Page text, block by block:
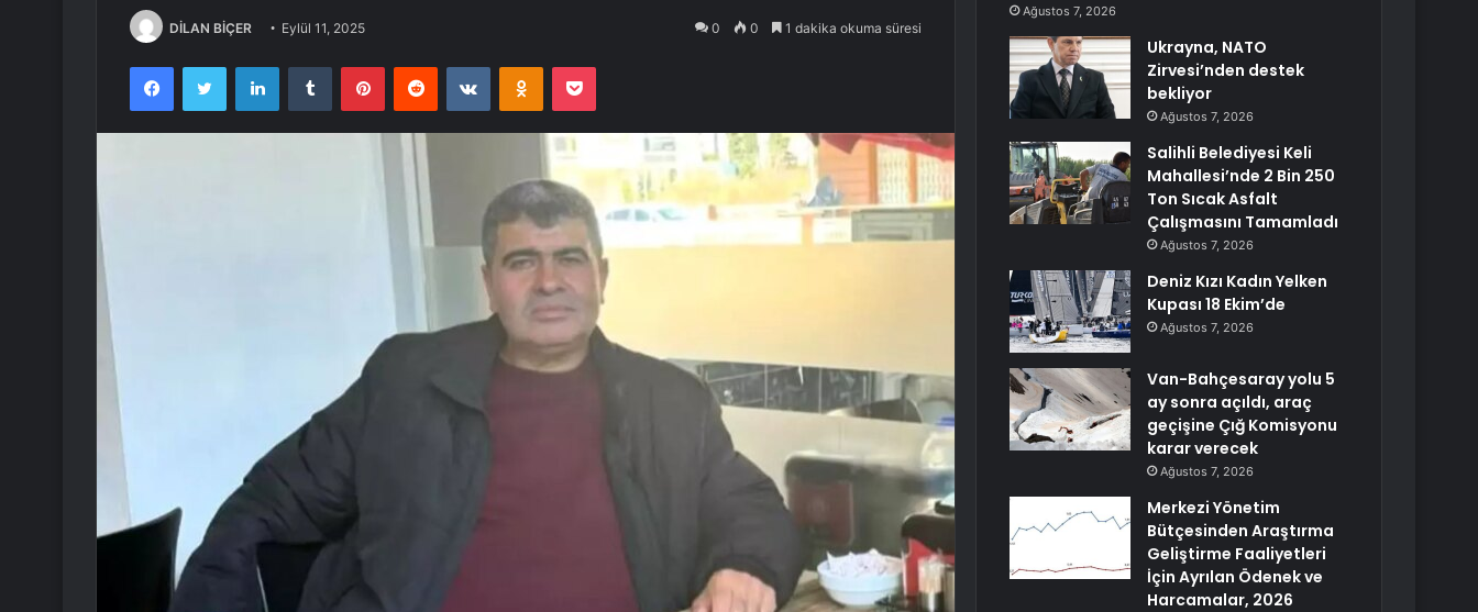
DİLAN BİÇER Eylül 11, 2025 0 0 1 dakika okuma süresi
FacebookTwitter LinkedInTumblr PinterestReddit VKontakteOdnoklassniki
Pocket
Ağustos 7, 2026
Ukrayna, NATO
Zirvesi’nden destek
bekliyor
Ağustos 7, 2026
Salihli Belediyesi Keli
Mahallesi’nde 2 Bin 250
Ton Sıcak Asfalt
Çalışmasını Tamamladı
Ağustos 7, 2026
Deniz Kızı Kadın Yelken
Kupası 18 Ekim’de
Ağustos 7, 2026
Van-Bahçesaray yolu 5
ay sonra açıldı, araç
geçişine Çığ Komisyonu
karar verecek
Ağustos 7, 2026
Merkezi Yönetim
Bütçesinden Araştırma
Geliştirme Faaliyetleri
İçin Ayrılan Ödenek ve
Harcamalar, 2026